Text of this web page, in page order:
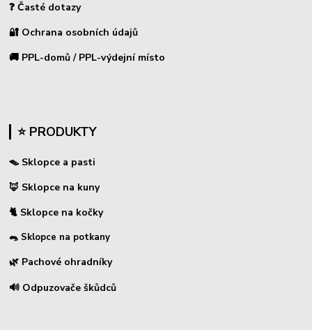
❓ Časté dotazy
🔐 Ochrana osobních údajů
🚚 PPL-domů / PPL-výdejní místo
⭐ PRODUKTY
🪤 Sklopce a pasti
🦊 Sklopce na kuny
🐈 Sklopce na kočky
🐀 Sklopce na potkany
🌿 Pachové ohradníky
🔊 Odpuzovače škůdců